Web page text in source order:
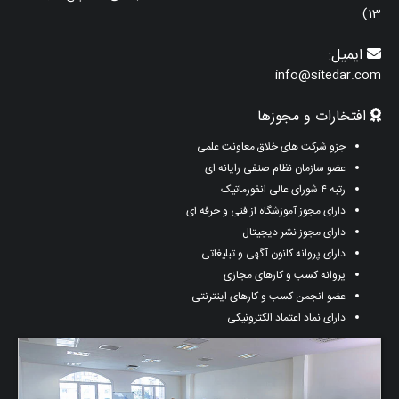
13)
ایمیل:
info@sitedar.com
افتخارات و مجوزها
جزو شرکت های خلاق معاونت علمی
عضو سازمان نظام صنفی رایانه ای
رتبه ۴ شورای عالی انفورماتیک
دارای مجوز آموزشگاه از فنی و حرفه ای
دارای مجوز نشر دیجیتال
دارای پروانه کانون آگهی و تبلیغاتی
پروانه کسب و کارهای مجازی
عضو انجمن کسب و کارهای اینترنتی
دارای نماد اعتماد الکترونیکی